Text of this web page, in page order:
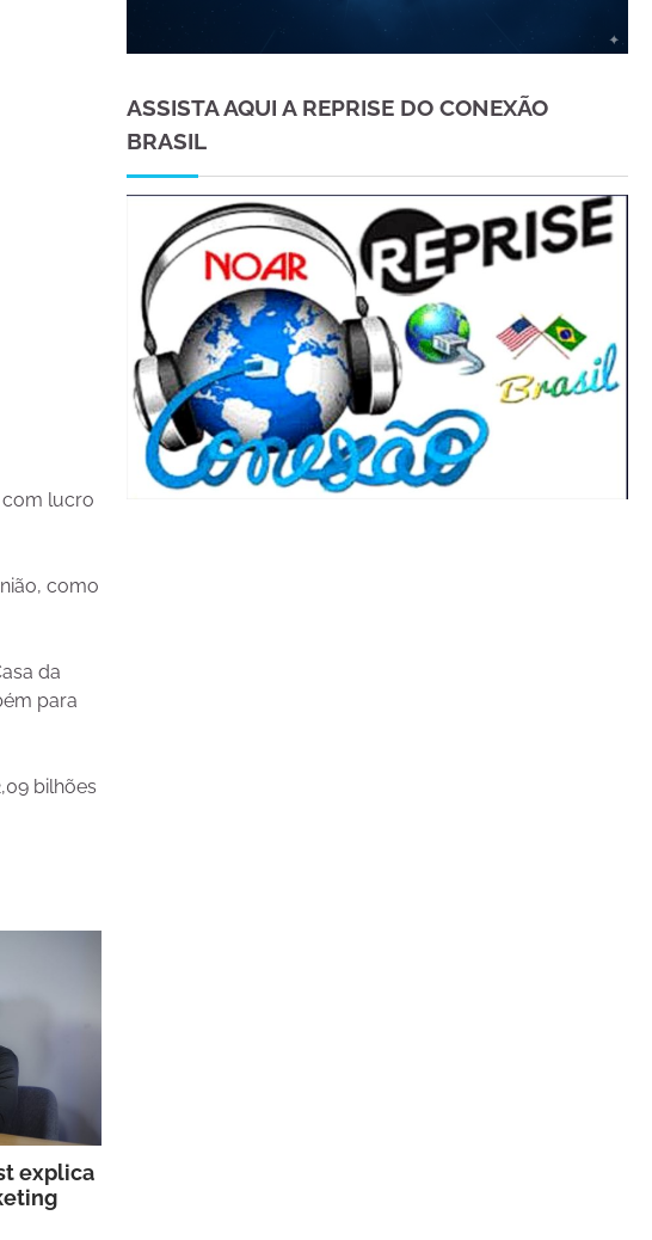
com lucro
como
da
para
bilhões
explica
ASSISTA AQUI A REPRISE DO CONEXÃO
BRASIL